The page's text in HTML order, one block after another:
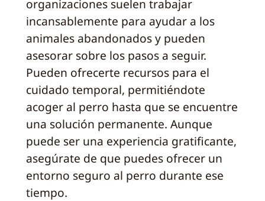
organizaciones suelen trabajar
incansablemente para ayudar a los
animales abandonados y pueden
asesorar sobre los pasos a seguir.
Pueden ofrecerte recursos para el
cuidado temporal, permitiéndote
acoger al perro hasta que se encuentre
una solución permanente. Aunque
puede ser una experiencia gratificante,
asegúrate de que puedes ofrecer un
entorno seguro al perro durante ese
tiempo.